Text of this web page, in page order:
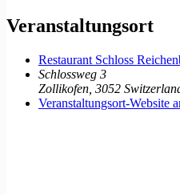
Veranstaltungsort
Restaurant Schloss
Schlossweg 3
Zollikofen 3052
Veranstaltungsort-Website